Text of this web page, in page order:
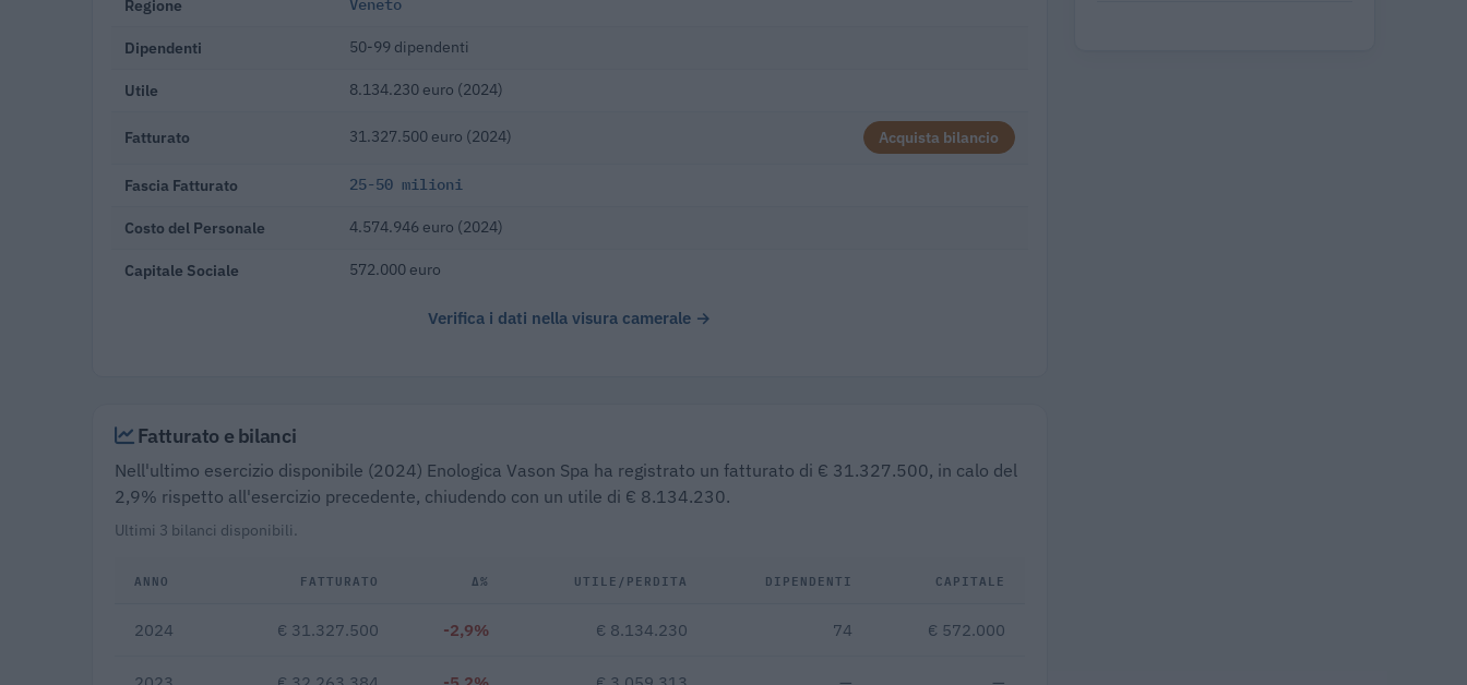
Regione Veneto
Dipendenti 50-99 dipendenti
Utile 8.134.230 euro (2024)
Fatturato 31.327.500 euro (2024) Acquista bilancio
Fascia Fatturato 25-50 milioni
Costo del Personale 4.574.946 euro (2024)
Capitale Sociale 572.000 euro
Verifica i dati nella visura camerale →
Fatturato e bilanci
Nell'ultimo esercizio disponibile (2024) Enologica Vason Spa ha registrato un fatturato di € 31.327.500, in calo del
2,9% rispetto all'esercizio precedente, chiudendo con un utile di € 8.134.230.
Ultimi 3 bilanci disponibili.
ANNO FATTURATO Δ% UTILE/PERDITA DIPENDENTI CAPITALE
2024 € 31.327.500 -2,9% € 8.134.230 74 € 572.000